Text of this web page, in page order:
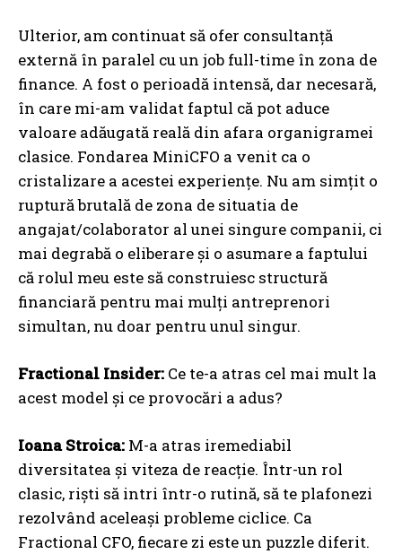
Ulterior, am continuat să ofer consultanță
externă în paralel cu un job full-time în zona de
finance. A fost o perioadă intensă, dar necesară,
în care mi-am validat faptul că pot aduce
valoare adăugată reală din afara organigramei
clasice. Fondarea MiniCFO a venit ca o
cristalizare a acestei experiențe. Nu am simțit o
ruptură brutală de zona de situatia de
angajat/colaborator al unei singure companii, ci
mai degrabă o eliberare și o asumare a faptului
că rolul meu este să construiesc structură
financiară pentru mai mulți antreprenori
simultan, nu doar pentru unul singur.
Fractional Insider: Ce te-a atras cel mai mult la
acest model și ce provocări a adus?
Ioana Stroica: M-a atras iremediabil
diversitatea și viteza de reacție. Într-un rol
clasic, riști să intri într-o rutină, să te plafonezi
rezolvând aceleași probleme ciclice. Ca
Fractional CFO, fiecare zi este un puzzle diferit.